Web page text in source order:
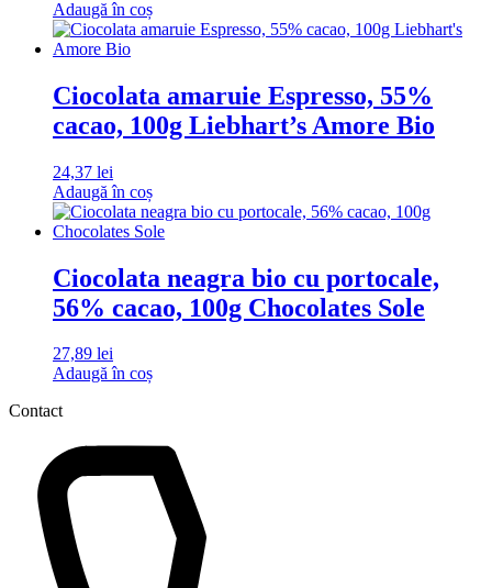
Adaugă în coș
Ciocolata amaruie Espresso, 55%
cacao, 100g Liebhart’s Amore Bio
24,37 lei
Adaugă în coș
Ciocolata neagra bio cu portocale,
56% cacao, 100g Chocolates Sole
27,89 lei
Adaugă în coș
Contact